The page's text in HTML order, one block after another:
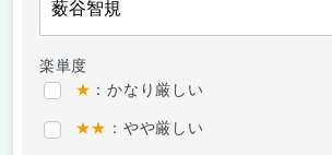
楽単度
★ ：かなり厳しい
★★ ：やや厳しい